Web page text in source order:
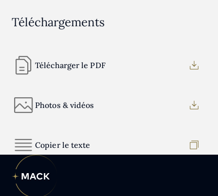
Téléchargements
Télécharger le PDF
Photos & vidéos
Copier le texte